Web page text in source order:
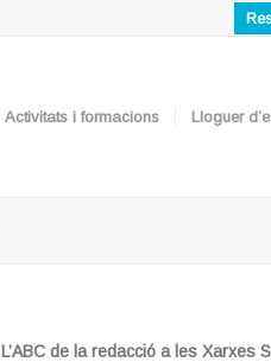
Activitats i formacions Lloguer
L’ABC de la redacció a les Xarxes